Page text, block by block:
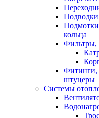
кольца
Фильтры,
Фитинги,
штуцеры
Системы